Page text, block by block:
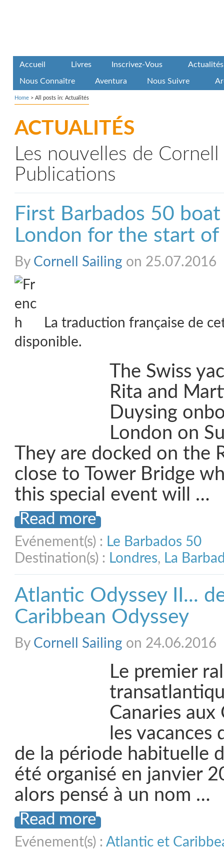
Accueil Livres Inscrivez-Vous Actualités
Nous Connaître Aventura Nous Suivre
Home > All posts in: Actualités
ACTUALITÉS
Les nouvelles de Cornell
Publications
First Barbados 50
London for the start of
By Cornell Sailing on 25.07.2016
La traduction française de
disponible.
The Swiss
Rita and
Duysing
London on
They are docked on the
close to Tower Bridge
this special event will …
Read more
Evénement(s) : Le Barbados 50
Destination(s) : Londres, La
Atlantic Odyssey II...
Caribbean Odyssey
By Cornell Sailing on 24.06.2016
Le premier
Canaries aux
les vacances
de la période habituelle
été organisé en janvier
alors pensé à un nom …
Read more
Evénement(s) : Atlantic et